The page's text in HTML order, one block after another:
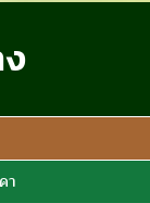
า